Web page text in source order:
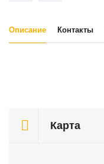
Описание Контакты
Карта